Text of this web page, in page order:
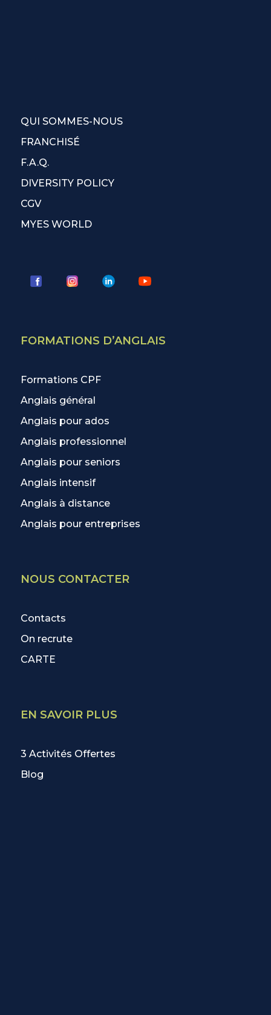
QUI SOMMES-NOUS
FRANCHISÉ
F.A.Q.
DIVERSITY POLICY
CGV
MYES WORLD
FORMATIONS D’ANGLAIS
Formations CPF
Anglais général
Anglais pour ados
Anglais professionnel
Anglais pour seniors
Anglais intensif
Anglais à distance
Anglais pour entreprises
NOUS CONTACTER
Contacts
On recrute
CARTE
EN SAVOIR PLUS
3 Activités Offertes
Blog